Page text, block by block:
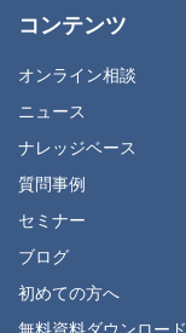
コンテンツ
オンライン相談
ニュース
ナレッジベース
質問事例
セミナー
ブログ
初めての方へ